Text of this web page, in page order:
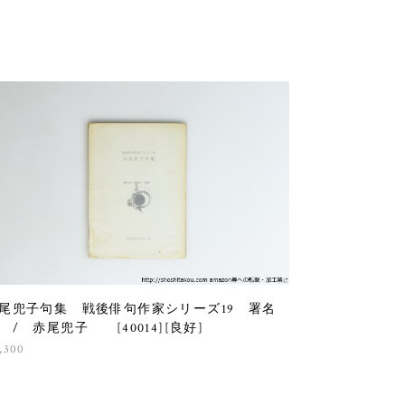
兜子句集 戦後俳句作家シリーズ19 署名
/ 赤尾兜子 [40014][良好]